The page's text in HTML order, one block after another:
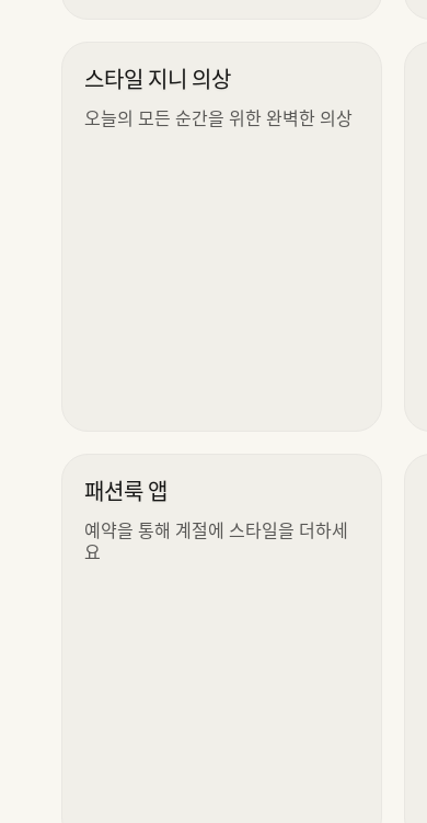
스타일 지니 의상
오늘의 모든 순간을 위한 완벽한 의상
패션룩 앱
예약을 통해 계절에 스타일을 더하세
요